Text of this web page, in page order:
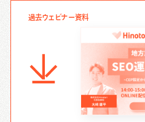
過去ウェビナー資料